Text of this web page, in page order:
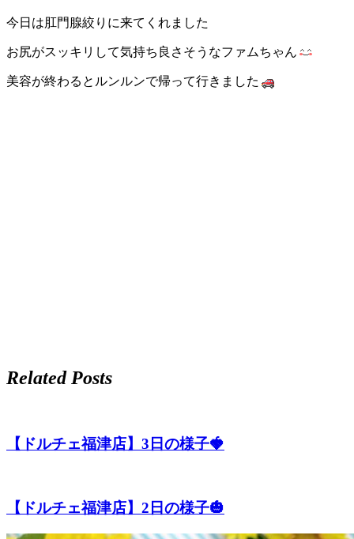
今日は肛門腺絞りに来てくれました
お尻がスッキリして気持ち良さそうなファムちゃん
美容が終わるとルンルンで帰って行きました
Related Posts
【ドルチェ福津店】3日の様子🍓
【ドルチェ福津店】2日の様子🎃